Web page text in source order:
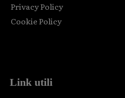
Privacy Policy
Cookie Policy
Link utili